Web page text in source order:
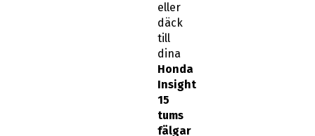
eller
däck
till
dina
Honda
Insight
15
tums
fälgar